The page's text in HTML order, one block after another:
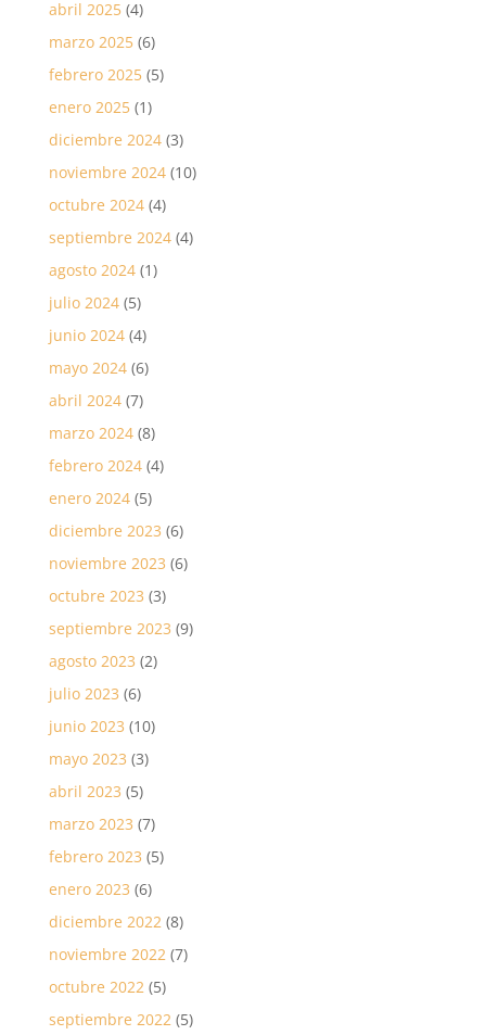
abril 2025(4)
marzo 2025(6)
febrero 2025(5)
enero 2025(1)
diciembre 2024(3)
noviembre 2024(10)
octubre 2024(4)
septiembre 2024(4)
agosto 2024(1)
julio 2024(5)
junio 2024(4)
mayo 2024(6)
abril 2024(7)
marzo 2024(8)
febrero 2024(4)
enero 2024(5)
diciembre 2023 (6)
noviembre 2023 (6)
octubre 2023 (3)
septiembre 2023 (9)
agosto 2023 (2)
julio 2023 (6)
junio 2023 (10)
mayo 2023 (3)
abril 2023 (5)
marzo 2023 (7)
febrero 2023 (5)
enero 2023 (6)
diciembre 2022(8)
noviembre 2022(7)
octubre 2022(5)
septiembre 2022(5)